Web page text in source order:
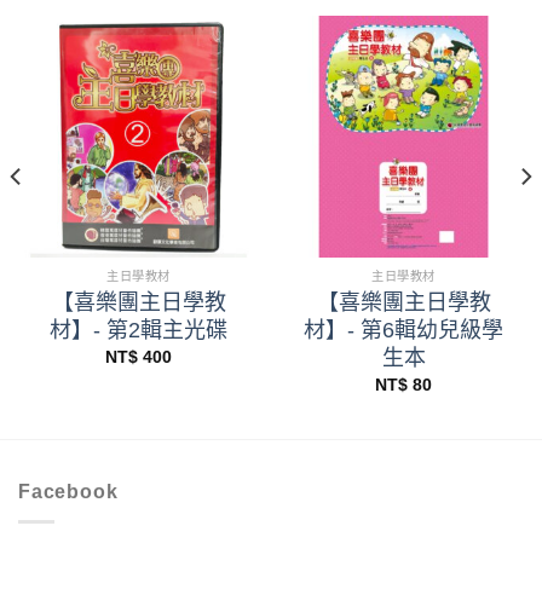
主日學教材
【喜樂團主日學教
材】- 第2輯主光碟
NT$ 400
主日學教材
【喜樂團主日學教
材】- 第6輯幼兒級學
生本
NT$ 80
Facebook